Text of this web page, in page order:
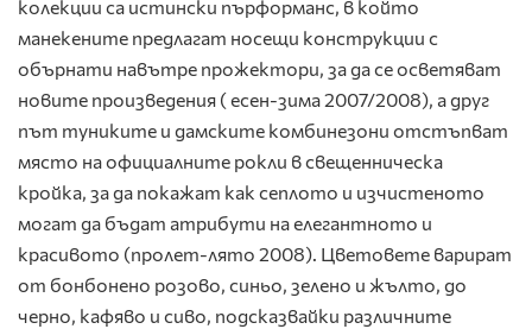
колекции са истински пърформанс, в който
манекените предлагат носещи конструкции с
обърнати навътре прожектори, за да се осветяват
новите произведения ( есен-зима 2007/2008), а друг
път туниките и дамските комбинезони отстъпват
място на официалните рокли в свещенническа
кройка, за да покажат как сеплото и изчистеното
могат да бъдат атрибути на елегантното и
красивото (пролет-лято 2008). Цветовете варират
от бонбонено розово, синьо, зелено и жълто, до
черно, кафяво и сиво, подсказвайки различните